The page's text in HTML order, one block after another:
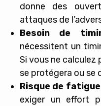
donne des
attaques de
Besoin de
nécessitent un
Si vous ne calculez
se protégera ou se
Risque de
exiger un effort